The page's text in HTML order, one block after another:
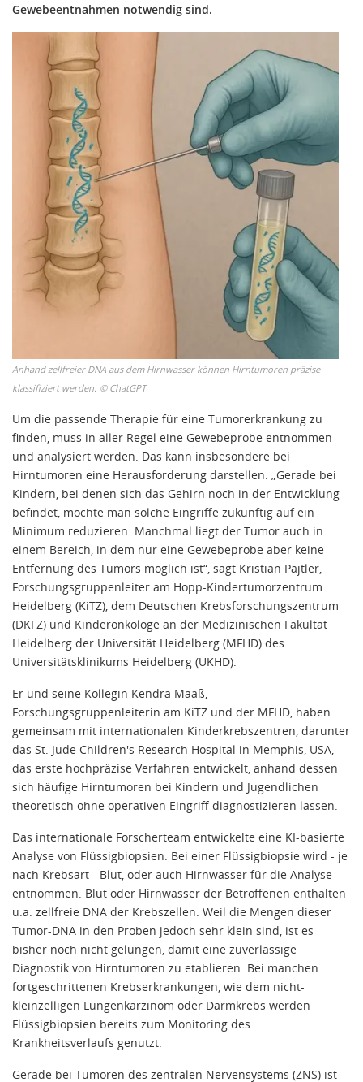
Gewebeentnahmen notwendig sind.
Anhand zellfreier DNA aus dem Hirnwasser können Hirntumoren präzise
klassifiziert werden. ©ChatGPT
Um die passende Therapie für eine Tumorerkrankung zu
finden, muss in aller Regel eine Gewebeprobe entnommen
und analysiert werden. Das kann insbesondere bei
Hirntumoren eine Herausforderung darstellen. „Gerade bei
Kindern, bei denen sich das Gehirn noch in der Entwicklung
befindet, möchte man solche Eingriffe zukünftig auf ein
Minimum reduzieren. Manchmal liegt der Tumor auch in
einem Bereich, in dem nur eine Gewebeprobe aber keine
Entfernung des Tumors möglich ist“, sagt Kristian Pajtler,
Forschungsgruppenleiter am Hopp-Kindertumorzentrum
Heidelberg (KiTZ), dem Deutschen Krebsforschungszentrum
(DKFZ) und Kinderonkologe an der Medizinischen Fakultät
Heidelberg der Universität Heidelberg (MFHD) des
Universitätsklinikums Heidelberg (UKHD).
Er und seine Kollegin Kendra Maaß,
Forschungsgruppenleiterin am KiTZ und der MFHD, haben
gemeinsam mit internationalen Kinderkrebszentren, darunter
das St. Jude Children's Research Hospital in Memphis, USA,
das erste hochpräzise Verfahren entwickelt, anhand dessen
sich häufige Hirntumoren bei Kindern und Jugendlichen
theoretisch ohne operativen Eingriff diagnostizieren lassen.
Das internationale Forscherteam entwickelte eine KI-basierte
Analyse von Flüssigbiopsien. Bei einer Flüssigbiopsie wird - je
nach Krebsart - Blut, oder auch Hirnwasser für die Analyse
entnommen. Blut oder Hirnwasser der Betroffenen enthalten
u.a. zellfreie DNA der Krebszellen. Weil die Mengen dieser
Tumor-DNA in den Proben jedoch sehr klein sind, ist es
bisher noch nicht gelungen, damit eine zuverlässige
Diagnostik von Hirntumoren zu etablieren. Bei manchen
fortgeschrittenen Krebserkrankungen, wie dem nicht-
kleinzelligen Lungenkarzinom oder Darmkrebs werden
Flüssigbiopsien bereits zum Monitoring des
Krankheitsverlaufs genutzt.
Gerade bei Tumoren des zentralen Nervensystems (ZNS) ist